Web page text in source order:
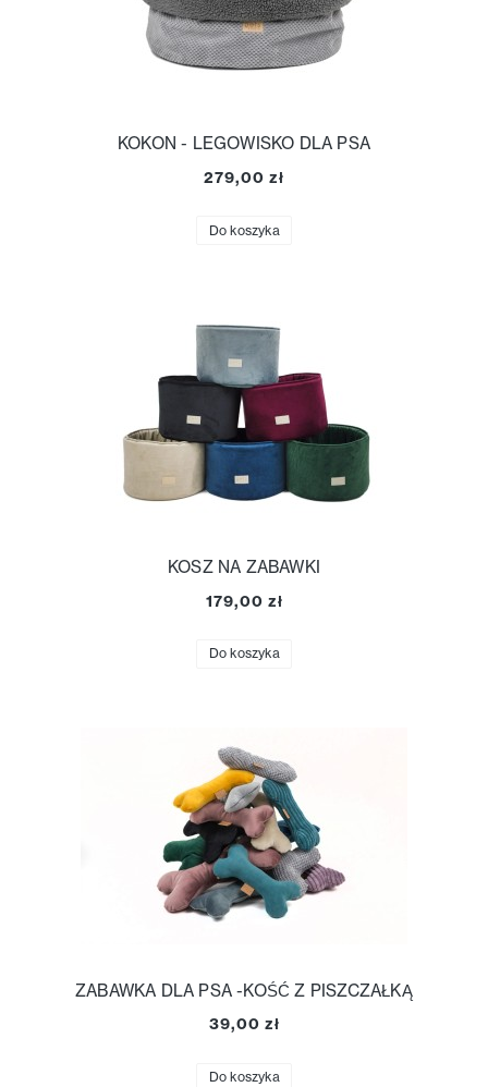
KOKON - LEGOWISKO DLA PSA
279,00 zł
Do koszyka
KOSZ NA ZABAWKI
179,00 zł
Do koszyka
ZABAWKA DLA PSA -KOŚĆ Z PISZCZAŁKĄ
39,00 zł
Do koszyka